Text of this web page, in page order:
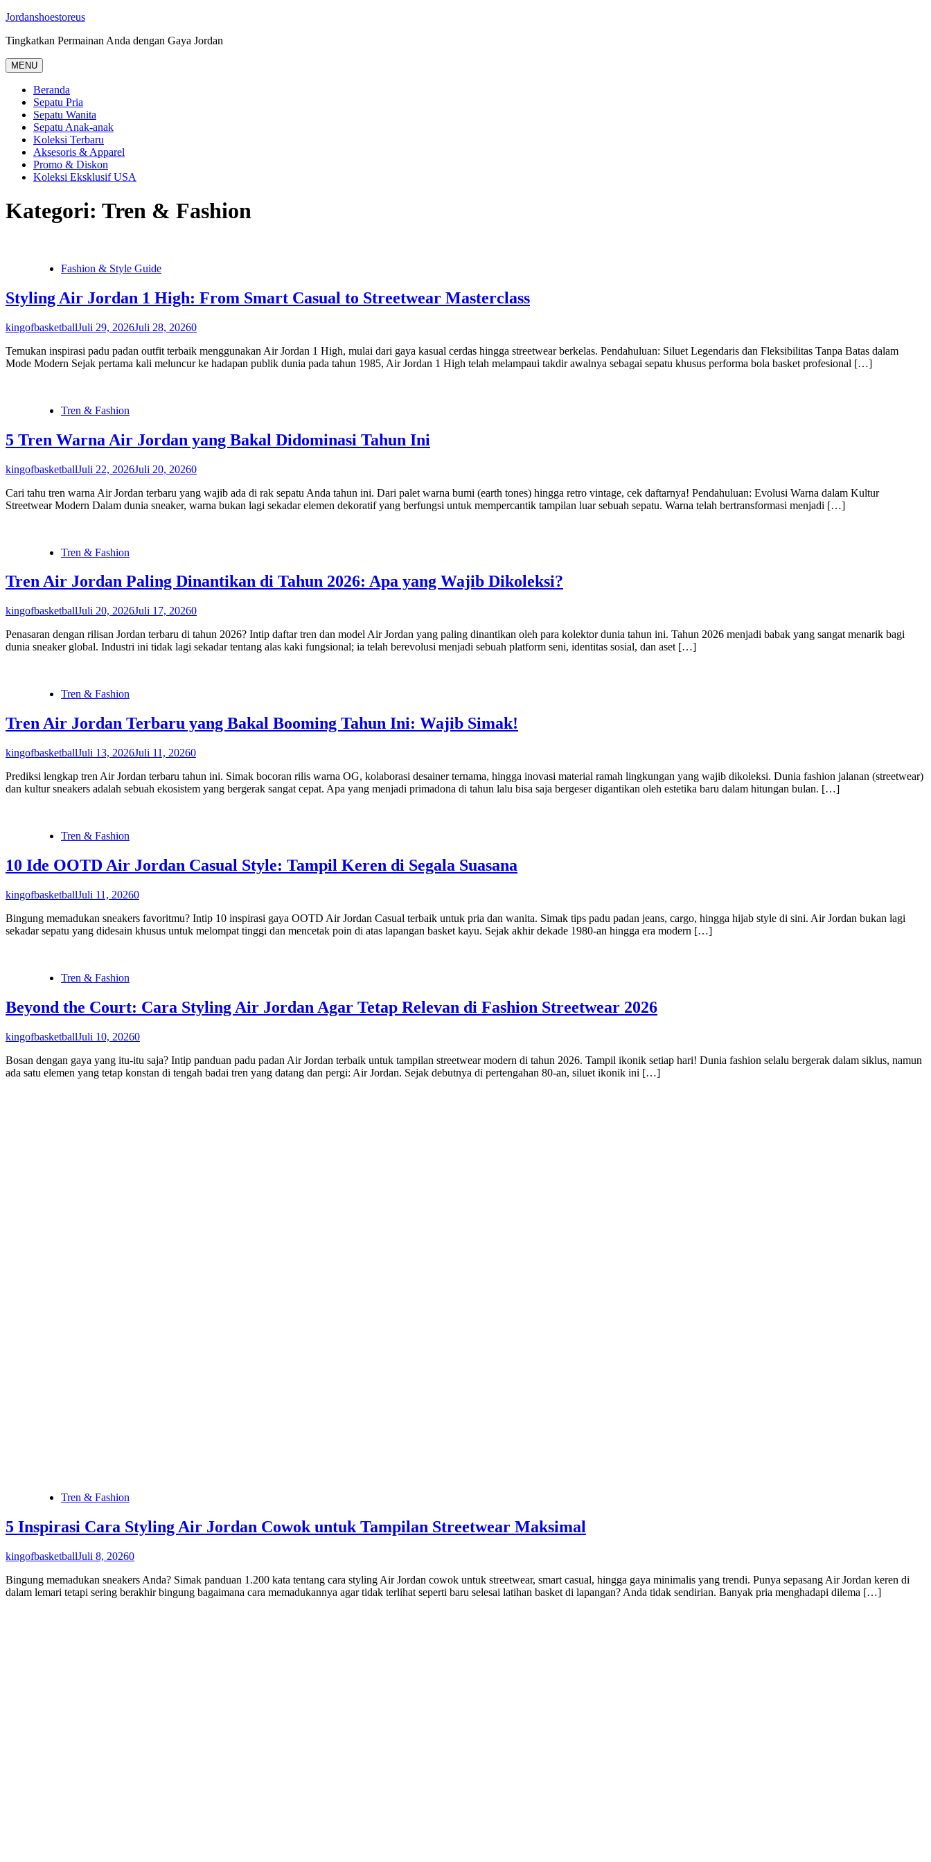
Skip
content
Jordanshoestoreus
Tingkatkan Permainan Anda dengan Gaya Jordan
MENU
Beranda
Sepatu Pria
Sepatu Wanita
Sepatu Anak-anak
Koleksi Terbaru
Aksesoris & Apparel
Promo & Diskon
Koleksi Eksklusif USA
Kategori: Tren & Fashion
Fashion & Style Guide
Styling Air Jordan 1 High: From Smart Casual to Streetwear Masterclass
kingofbasketballJuli 29, 2026Juli 28, 20260
Temukan inspirasi padu padan outfit terbaik menggunakan Air Jordan 1 High, mulai dari gaya kasual cerdas hingga streetwear berkelas. Pendahuluan: Siluet Legendaris dan Fleksibilitas Tanpa Batas dalam
Mode Modern Sejak pertama kali meluncur ke hadapan publik dunia pada tahun 1985, Air Jordan 1 High telah melampaui takdir awalnya sebagai sepatu khusus performa bola basket profesional […]
Tren & Fashion
5 Tren Warna Air Jordan yang Bakal Didominasi Tahun Ini
kingofbasketballJuli 22, 2026Juli 20, 20260
Cari tahu tren warna Air Jordan terbaru yang wajib ada di rak sepatu Anda tahun ini. Dari palet warna bumi (earth tones) hingga retro vintage, cek daftarnya! Pendahuluan: Evolusi Warna dalam Kultur
Streetwear Modern Dalam dunia sneaker, warna bukan lagi sekadar elemen dekoratif yang berfungsi untuk mempercantik tampilan luar sebuah sepatu. Warna telah bertransformasi menjadi […]
Tren & Fashion
Tren Air Jordan Paling Dinantikan di Tahun 2026: Apa yang Wajib Dikoleksi?
kingofbasketballJuli 20, 2026Juli 17, 20260
Penasaran dengan rilisan Jordan terbaru di tahun 2026? Intip daftar tren dan model Air Jordan yang paling dinantikan oleh para kolektor dunia tahun ini. Tahun 2026 menjadi babak yang sangat menarik bagi
dunia sneaker global. Industri ini tidak lagi sekadar tentang alas kaki fungsional; ia telah berevolusi menjadi sebuah platform seni, identitas sosial, dan aset […]
Tren & Fashion
Tren Air Jordan Terbaru yang Bakal Booming Tahun Ini: Wajib Simak!
kingofbasketballJuli 13, 2026Juli 11, 20260
Prediksi lengkap tren Air Jordan terbaru tahun ini. Simak bocoran rilis warna OG, kolaborasi desainer ternama, hingga inovasi material ramah lingkungan yang wajib dikoleksi. Dunia fashion jalanan (streetwear)
dan kultur sneakers adalah sebuah ekosistem yang bergerak sangat cepat. Apa yang menjadi primadona di tahun lalu bisa saja bergeser digantikan oleh estetika baru dalam hitungan bulan. […]
Tren & Fashion
10 Ide OOTD Air Jordan Casual Style: Tampil Keren di Segala Suasana
kingofbasketballJuli 11, 20260
Bingung memadukan sneakers favoritmu? Intip 10 inspirasi gaya OOTD Air Jordan Casual terbaik untuk pria dan wanita. Simak tips padu padan jeans, cargo, hingga hijab style di sini. Air Jordan bukan lagi
sekadar sepatu yang didesain khusus untuk melompat tinggi dan mencetak poin di atas lapangan basket kayu. Sejak akhir dekade 1980-an hingga era modern […]
Tren & Fashion
Beyond the Court: Cara Styling Air Jordan Agar Tetap Relevan di Fashion Streetwear 2026
kingofbasketballJuli 10, 20260
Bosan dengan gaya yang itu-itu saja? Intip panduan padu padan Air Jordan terbaik untuk tampilan streetwear modern di tahun 2026. Tampil ikonik setiap hari! Dunia fashion selalu bergerak dalam siklus, namun
ada satu elemen yang tetap konstan di tengah badai tren yang datang dan pergi: Air Jordan. Sejak debutnya di pertengahan 80-an, siluet ikonik ini […]
Tren & Fashion
5 Inspirasi Cara Styling Air Jordan Cowok untuk Tampilan Streetwear Maksimal
kingofbasketballJuli 8, 20260
Bingung memadukan sneakers Anda? Simak panduan 1.200 kata tentang cara styling Air Jordan cowok untuk streetwear, smart casual, hingga gaya minimalis yang trendi. Punya sepasang Air Jordan keren di
dalam lemari tetapi sering berakhir bingung bagaimana cara memadukannya agar tidak terlihat seperti baru selesai latihan basket di lapangan? Anda tidak sendirian. Banyak pria menghadapi dilema […]